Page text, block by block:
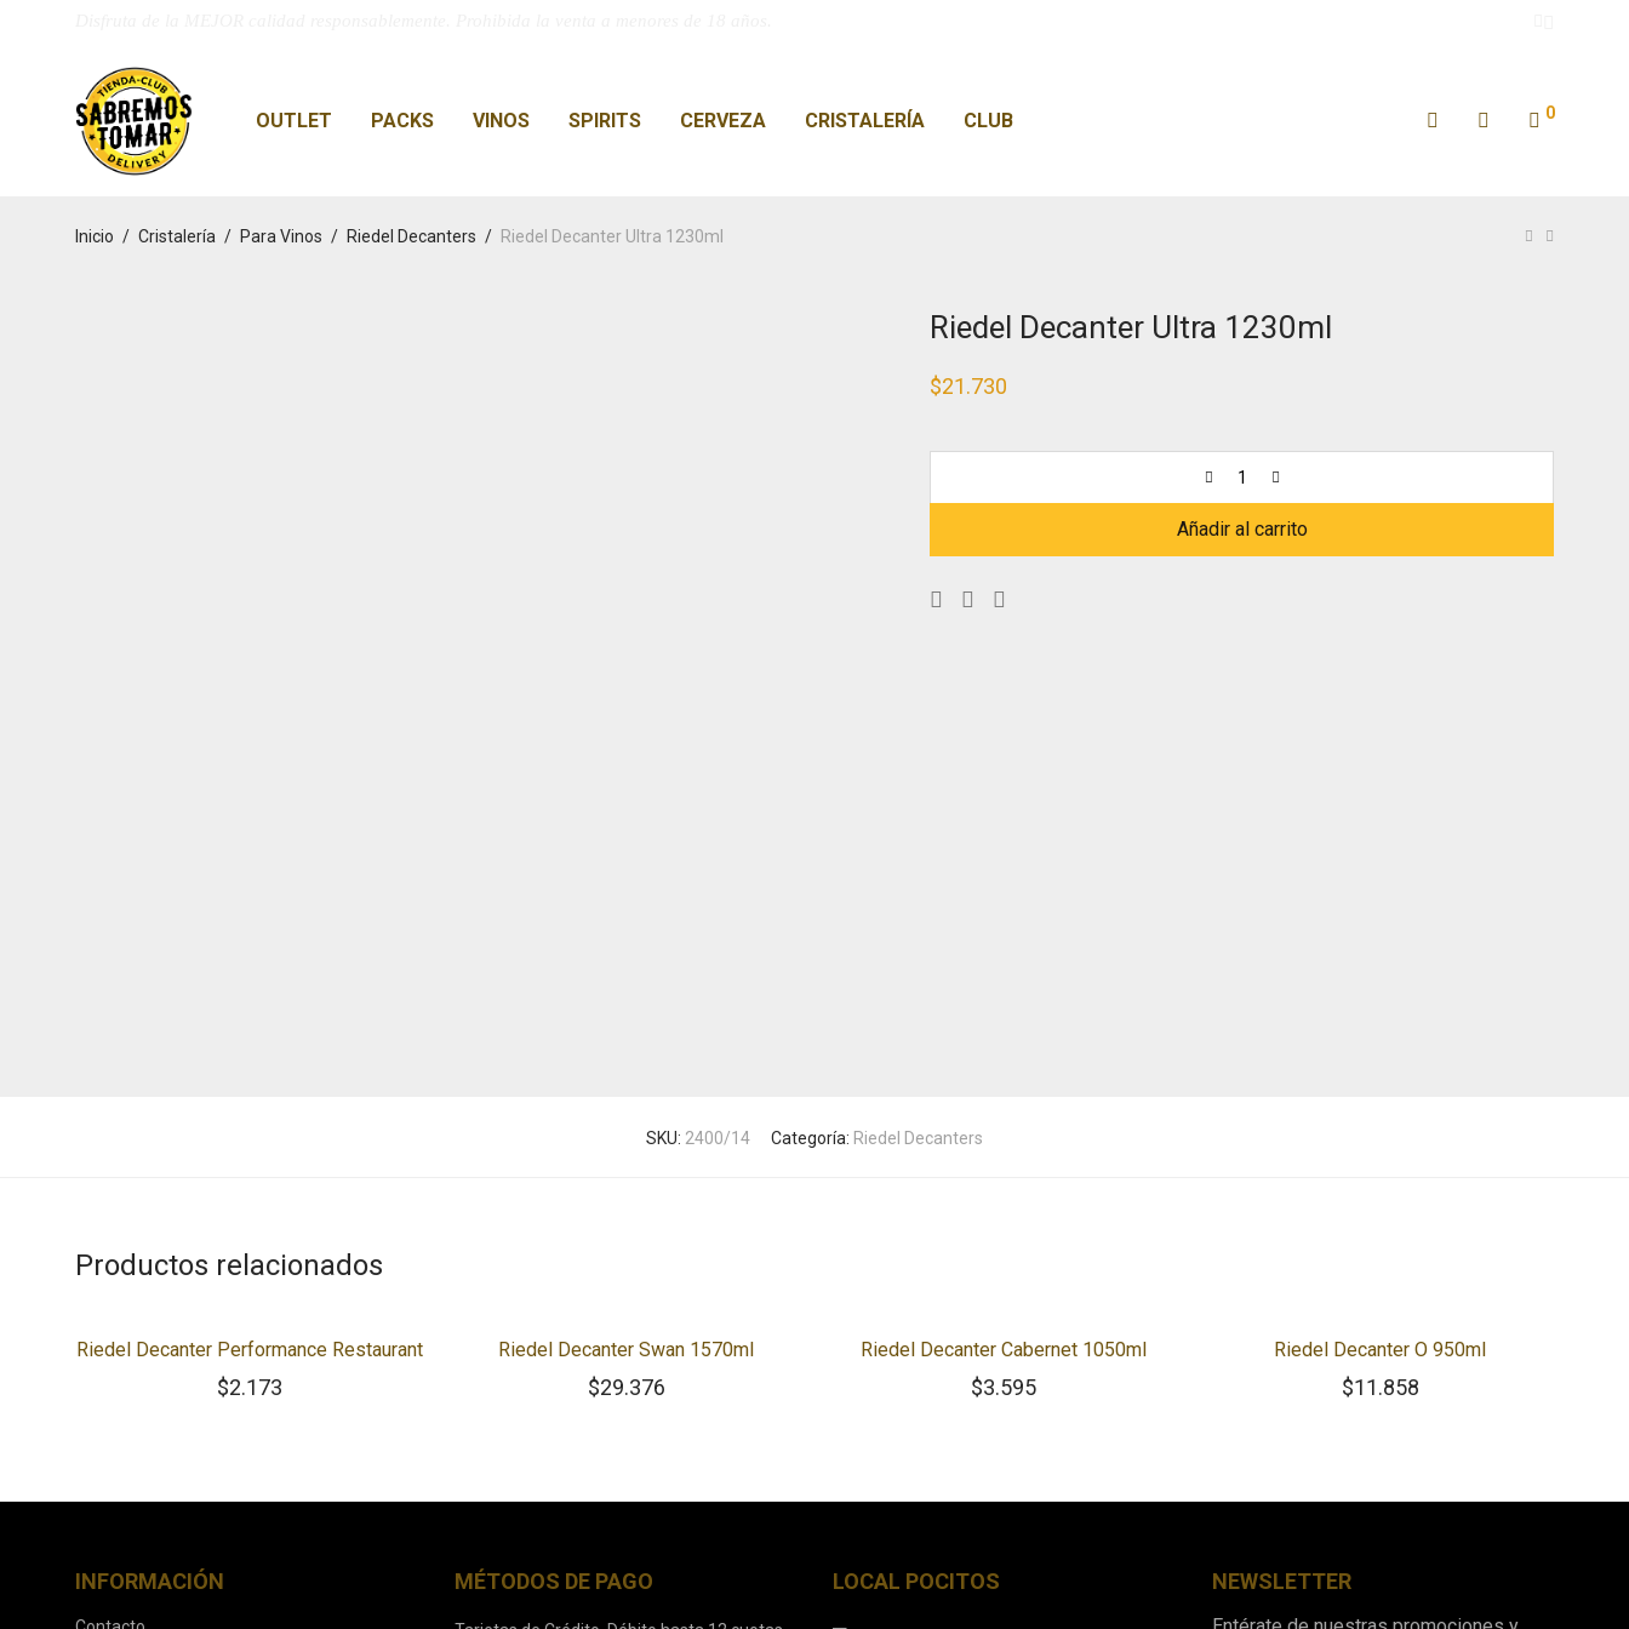
OUTLET PACKS VINOS SPIRITS CERVEZA CRISTALERÍA CLUB 0
Inicio / Cristalería / Para Vinos / Riedel Decanters / Riedel Decanter Ultra 1230ml
Riedel Decanter Ultra 1230ml
$21.730
Añadir al carrito
SKU: 2400/14 Categoría: Riedel Decanters
Productos relacionados
Riedel Decanter Performance Restaurant
$2.173
Riedel Decanter Swan 1570ml
$29.376
Riedel Decanter Cabernet 1050ml
$3.595
Riedel Decanter O 950ml
$11.858
INFORMACIÓN MÉTODOS DE PAGO LOCAL POCITOS NEWSLETTER